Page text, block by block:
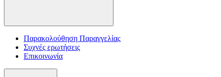
Παρακολούθηση Παραγγελίας
Συχνές ερωτήσεις
Επικοινωνία